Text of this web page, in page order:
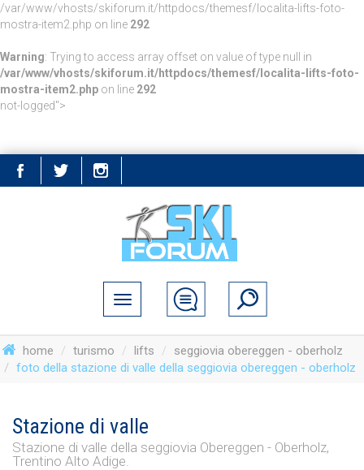
/var/www/vhosts/skiforum.it/httpdocs/themesf/localita-lifts-foto-
mostra-item2.php on line 292
Warning: Trying to access array offset on value of type null in
/var/www/vhosts/skiforum.it/httpdocs/themesf/localita-lifts-foto-
mostra-item2.php on line 292
not-logged">
home turismo lifts
seggiovia obereggen - oberholz
foto della stazione di valle della seggiovia obereggen - oberholz
Stazione di valle
Stazione di valle della seggiovia Obereggen - Oberholz,
Trentino Alto Adige.